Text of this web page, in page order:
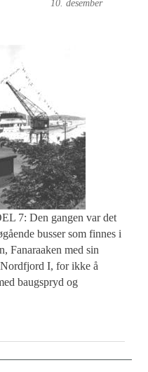
10. desember
7: Den gangen var det
busser som finnes i
Fanaraaken med sin
I, for ikke å
baugspryd og